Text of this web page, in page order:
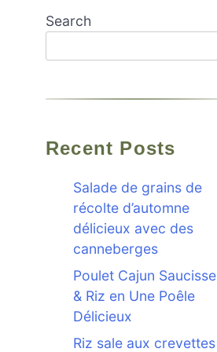
Search
Recent Posts
Salade de grains de
récolte d’automne
délicieux avec des
canneberges
Poulet Cajun Saucisse
& Riz en Une Poêle
Délicieux
Riz sale aux crevettes